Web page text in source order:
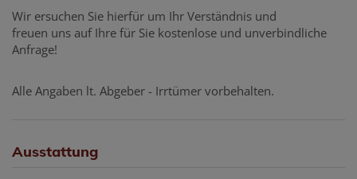
Wir ersuchen Sie hierfür um Ihr Verständnis und
freuen uns auf Ihre für Sie kostenlose und unverbindliche
Anfrage!
Alle Angaben lt. Abgeber - Irrtümer vorbehalten.
Ausstattung